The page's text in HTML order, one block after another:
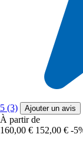
5 (3) Ajouter un avis
À partir de
160,00 € 152,00 € -